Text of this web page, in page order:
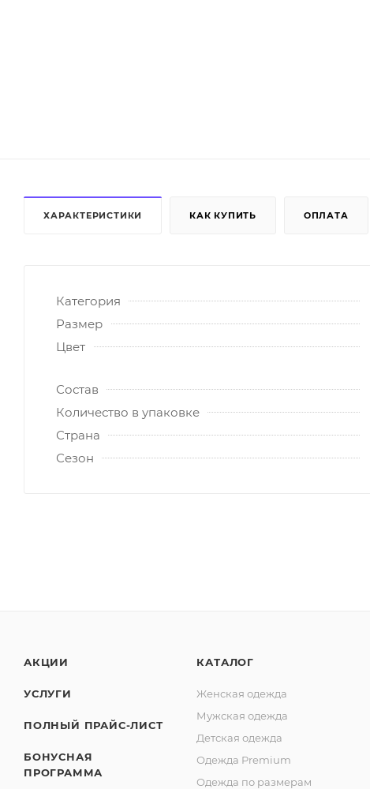
ХАРАКТЕРИСТИКИ КАК КУПИТЬ ОПЛАТА
Категория
Размер
Цвет
Состав
Количество в упаковке
Страна
Сезон
АКЦИИ
УСЛУГИ
ПОЛНЫЙ ПРАЙС-ЛИСТ
БОНУСНАЯ
ПРОГРАММА
КАТАЛОГ
Женская одежда
Мужская одежда
Детская одежда
Одежда Premium
Одежда по размерам